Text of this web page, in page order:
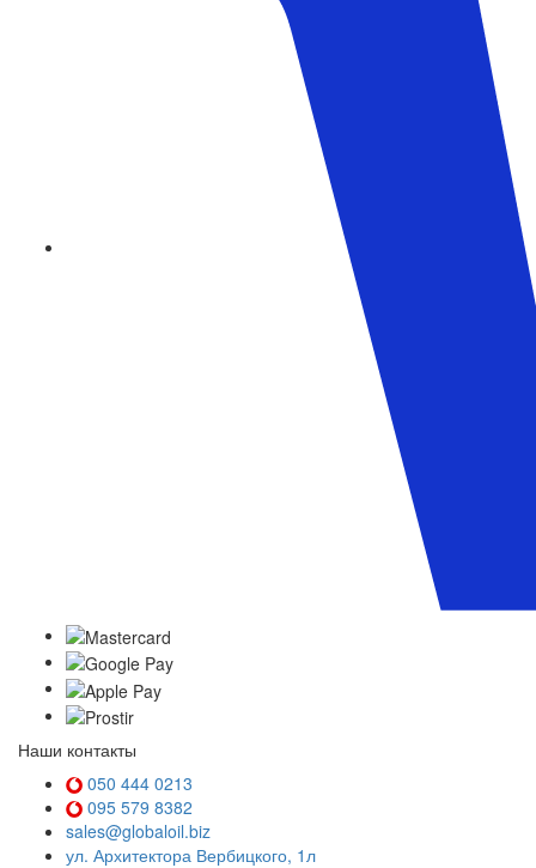
Наши контакты
050 444 0213
095 579 8382
sales@globaloil.biz
ул. Архитектора Вербицкого, 1л